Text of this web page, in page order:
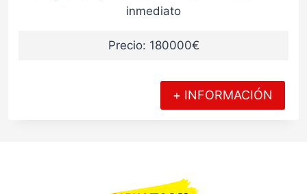
inmediato
Precio: 180000€
+ INFORMACIÓN